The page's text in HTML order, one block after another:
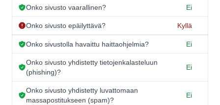
Onko sivusto vaarallinen? Ei
Onko sivusto epäilyttävä? Kyllä
Onko sivustolla havaittu haittaohjelmia? Ei
Onko sivusto yhdistetty tietojenkalasteluun
(phishing)?
Ei
Onko sivusto yhdistetty luvattomaan
massapostitukseen (spam)?
Ei